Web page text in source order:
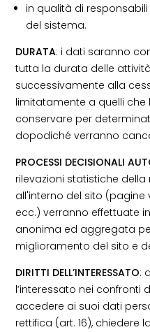
in qualità di responsabili
del sistema.
DURATA: i dati saranno
tutta la durata delle
successivamente alla
limitatamente a quelli
conservare per
dopodiché verranno
PROCESSI DECISIONALI
rilevazioni statistiche
all'interno del sito (pagine
ecc.) verranno effettuate
anonima ed aggregata
miglioramento del sito e
DIRITTI DELL’INTERESSATO:
l’interessato nei confronti
accedere ai suoi dati
rettifica (art. 16), chiedere